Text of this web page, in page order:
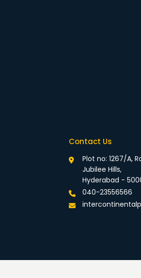
Contact Us
Plot no: 1267/A,
Jubilee Hills,
Hyderabad -
040-23556566